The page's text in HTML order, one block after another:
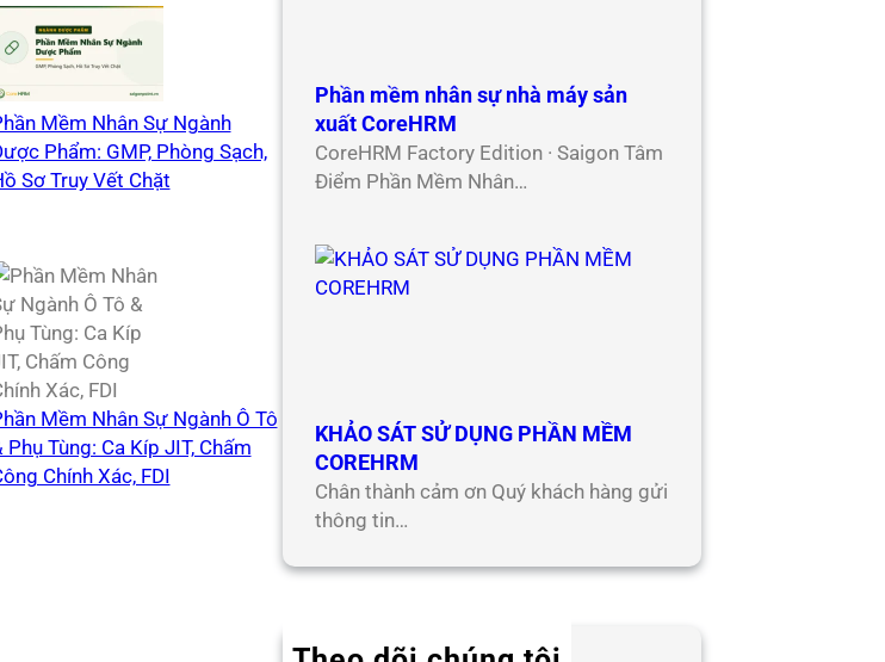
Mềm Nhân Sự Ngành
Phẩm: GMP, Phòng Sạch,
Sơ Truy Vết Chặt
Mềm Nhân Sự Ngành Ô Tô
Phụ Tùng: Ca Kíp JIT, Chấm
Chính Xác, FDI
Phần mềm nhân sự nhà máy sản
xuất CoreHRM
CoreHRM Factory Edition · Saigon Tâm
Điểm Phần Mềm Nhân…
KHẢO SÁT SỬ DỤNG PHẦN MỀM
COREHRM
Chân thành cảm ơn Quý khách hàng gửi
thông tin…